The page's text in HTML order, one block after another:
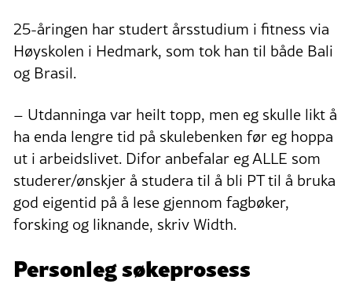
25-åringen har studert årsstudium i fitness via
Høyskolen i Hedmark, som tok han til både Bali
og Brasil.
– Utdanninga var heilt topp, men eg skulle likt å
ha enda lengre tid på skulebenken før eg hoppa
ut i arbeidslivet. Difor anbefalar eg ALLE som
studerer/ønskjer å studera til å bli PT til å bruka
god eigentid på å lese gjennom fagbøker,
forsking og liknande, skriv Width.
Personleg søkeprosess